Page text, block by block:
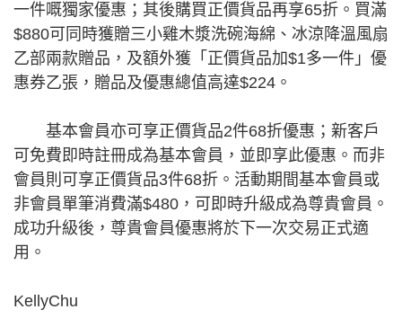
一件嘅獨家優惠；其後購買正價貨品再享65折。買滿
$880可同時獲贈三小雞木漿洗碗海綿、冰涼降溫風扇
乙部兩款贈品，及額外獲「正價貨品加$1多一件」優
惠券乙張，贈品及優惠總值高達$224。
基本會員亦可享正價貨品2件68折優惠；新客戶
可免費即時註冊成為基本會員，並即享此優惠。而非
會員則可享正價貨品3件68折。活動期間基本會員或
非會員單筆消費滿$480，可即時升級成為尊貴會員。
成功升級後，尊貴會員優惠將於下一次交易正式適
用。
KellyChu